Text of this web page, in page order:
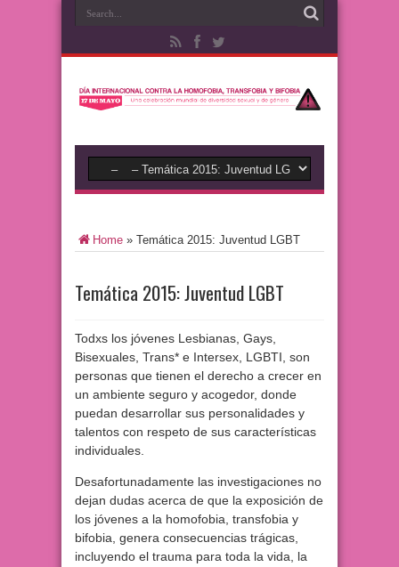
Home » Temática 2015: Juventud LGBT
Temática 2015: Juventud LGBT
Todxs los jóvenes Lesbianas, Gays,
Bisexuales, Trans* e Intersex, LGBTI, son
personas que tienen el derecho a crecer en
un ambiente seguro y acogedor, donde
puedan desarrollar sus personalidades y
talentos con respeto de sus características
individuales.
Desafortunadamente las investigaciones no
dejan dudas acerca de que la exposición de
los jóvenes a la homofobia, transfobia y
bifobia, genera consecuencias trágicas,
incluyendo el trauma para toda la vida, la